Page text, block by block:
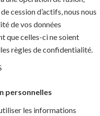
cession d’actifs, nous nous
de vos données
que celles-ci ne soient
règles de confidentialité.
personnelles
les informations